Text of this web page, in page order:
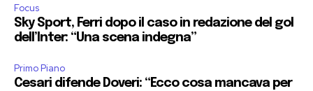
Focus
Sky Sport, Ferri dopo il caso in redazione del gol
dell’Inter: “Una scena indegna”
Primo Piano
Cesari difende Doveri: “Ecco cosa mancava per